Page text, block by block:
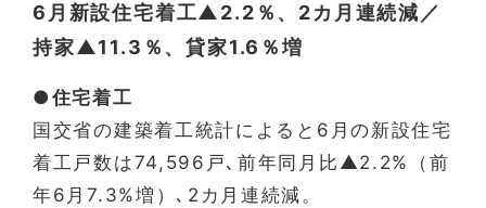
6月新設住宅着工▲2.2％、2カ月連続減／
持家▲11.3％、貸家1.6％増
●住宅着工
国交省の建築着工統計によると6月の新設住宅
着工戸数は74,596戸､前年同月比▲2.2%（前
年6月7.3%増）､2カ月連続減。